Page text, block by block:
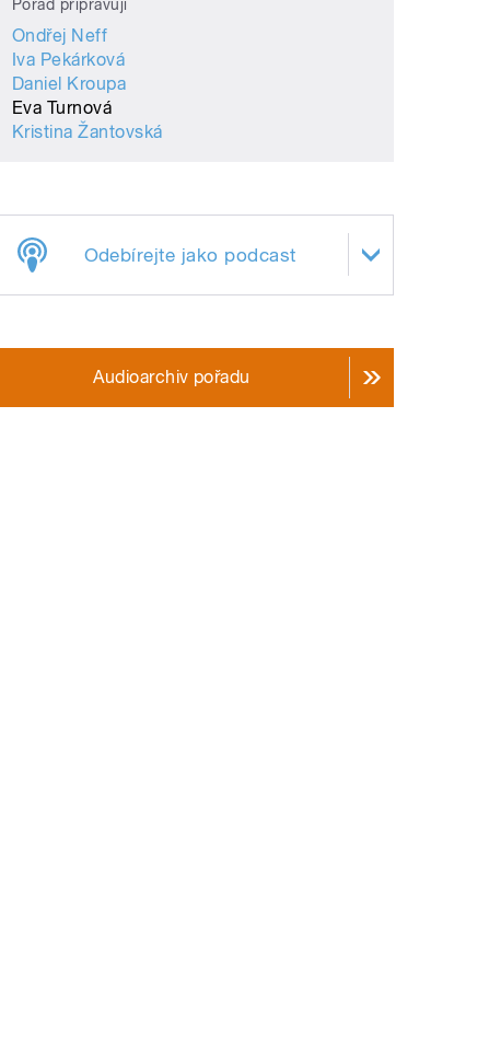
Pořad připravují
Ondřej Neff
Iva Pekárková
Daniel Kroupa
Eva Turnová
Kristina Žantovská
Odebírejte jako podcast
Audioarchiv pořadu